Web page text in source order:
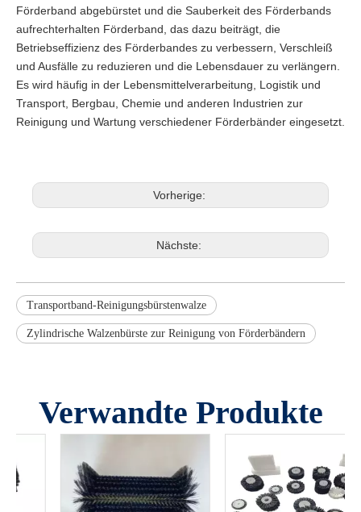
Förderband abgebürstet und die Sauberkeit des Förderbands
aufrechterhalten Förderband, das dazu beiträgt, die
Betriebseffizienz des Förderbandes zu verbessern, Verschleiß
und Ausfälle zu reduzieren und die Lebensdauer zu verlängern.
Es wird häufig in der Lebensmittelverarbeitung, Logistik und
Transport, Bergbau, Chemie und anderen Industrien zur
Reinigung und Wartung verschiedener Förderbänder eingesetzt.
Vorherige:
Nächste:
Transportband-Reinigungsbürstenwalze
Zylindrische Walzenbürste zur Reinigung von Förderbändern
Verwandte Produkte